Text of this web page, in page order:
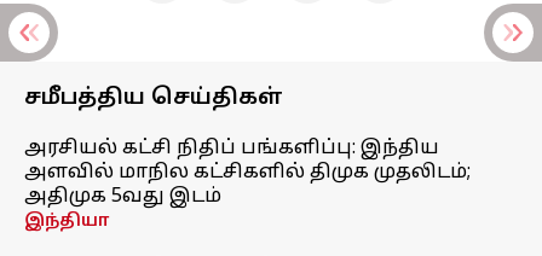
சமீபத்திய செய்திகள்
அரசியல் கட்சி நிதிப் பங்களிப்பு: இந்திய
அளவில் மாநில கட்சிகளில் திமுக முதலிடம்;
அதிமுக 5வது இடம்
இந்தியா